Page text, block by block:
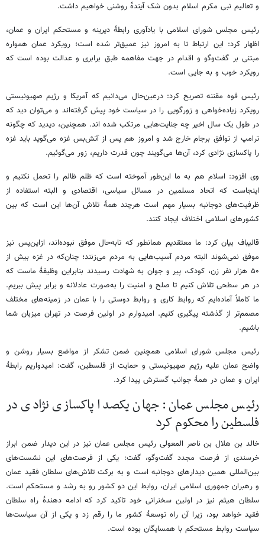
و تعالیم نبی مکرم اسلام بدون شک آیندۀ روشنی خواهیم داشت.
رئیس مجلس شورای اسلامی با یادآوری رابطۀ دیرینه و مستحکم ایران و عمان،
اظهار کرد: این ارتباط تا به امروز نیز عمیق‌تر شده است؛ رویکرد عمان همواره
مبتنی بر گفت‌وگو و اقدام در جهت مفاهمه طبق برابری و عدالت بوده است که
رویکرد خوب و به جایی است.
رئیس قوه مقننه تصریح کرد: درعین‌حال می‌دانیم که آمریکا و رژیم صهیونیستی
رویکرد زیاده‌خواهی و زورگویی را در سیاست خود پیش گرفته‌اند و می‌توان دید که
در طول یک سال اخیر چه جنایت‌هایی مرتکب شده اند. همچنین، دیدید که چگونه
ترامپ از توافق برجام خارج شد و امروز هم پس از آتش‌بس غزه می‌گوید باید غزه
را پاکسازی نژادی کرد، آن‌ها می‌گویند چون قدرت داریم، زور می‌گوئیم.
وی افزود: اسلام هم به ما این‌طور آموخته است که ظلم ظالم را تحمل نکنیم و
اینجاست که اتحاد مسلمین در مسائل سیاسی، اقتصادی و البته استفاده از
ظرفیت‌های دوجانبه بسیار مهم است هرچند همۀ تلاش آن‌ها این است که بین
کشورهای اسلامی اختلاف ایجاد کنند.
قالیباف بیان کرد: ما معتقدیم همانطور که تابه‌حال موفق نبوده‌اند، ازاین‌پس نیز
موفق نمی‌شوند البته مردم آسیب‌هایی به مردم می‌زنند؛ چنان‌که در غزه بیش از
۵۰ هزار نفر زن، کودک، پیر و جوان به شهادت رسیدند بنابراین وظیفۀ ماست که
در هر سطحی تلاش کنیم تا صلح و امنیت را به‌صورت عادلانه و برابر پیش ببریم.
ما کاملاً آماده‌ایم که روابط کاری و روابط دوستی را با عمان در زمینه‌های مختلف
مصمم‌تر از گذشته پیگیری کنیم. امیدوارم در اولین فرصت در تهران میزبان شما
باشیم.
رئیس مجلس شورای اسلامی همچنین ضمن تشکر از مواضع بسیار روشن و
واضح عمان علیه رژیم صهیونیستی و حمایت از فلسطین، گفت: امیدواریم رابطۀ
ایران و عمان در همۀ جوانب گسترش پیدا کرد.
رئیس مجلس عمان: جهان یکصدا پاکسازی نژادی در
فلسطین را محکوم کرد
خالد بن هلال بن ناصر المعولی رئیس مجلس عمان نیز در این دیدار ضمن ابراز
خرسندی از فرصت مجدد گفت‌وگو، گفت: یکی از فرصت‌های این نشست‌های
بین‌المللی همین دیدارهای دوجانبه است و به برکت تلاش‌های سلطان فقید عمان
و رهبران جمهوری اسلامی ایران، روابط این دو کشور رو به رشد و مستحکم است.
سلطان هیثم نیز در اولین سخنرانی خود تاکید کرد که ادامه دهندۀ راه سلطان
فقید خواهد بود، زیرا آن راه توسعۀ کشور ما را رقم زد و یکی از آن سیاست‌ها
سیاست روابط مستحکم با همسایگان بوده است.